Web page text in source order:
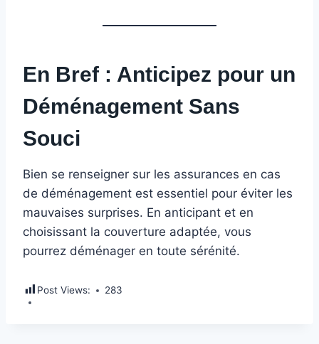
En Bref : Anticipez pour un
Déménagement Sans
Souci
Bien se renseigner sur les assurances en cas
de déménagement est essentiel pour éviter les
mauvaises surprises. En anticipant et en
choisissant la couverture adaptée, vous
pourrez déménager en toute sérénité.
Post Views: 283